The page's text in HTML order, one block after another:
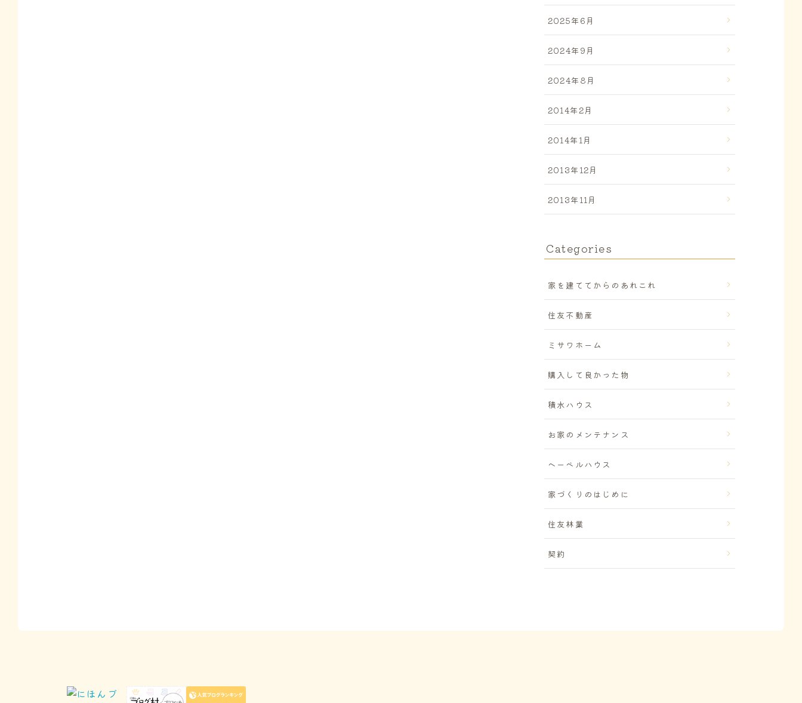
2025年6月
2024年9月
2024年8月
2014年2月
2014年1月
2013年12月
2013年11月
Categories
家を建ててからのあれこれ
住友不動産
ミサワホーム
購入して良かった物
積水ハウス
お家のメンテナンス
ヘーベルハウス
家づくりのはじめに
住友林業
契約